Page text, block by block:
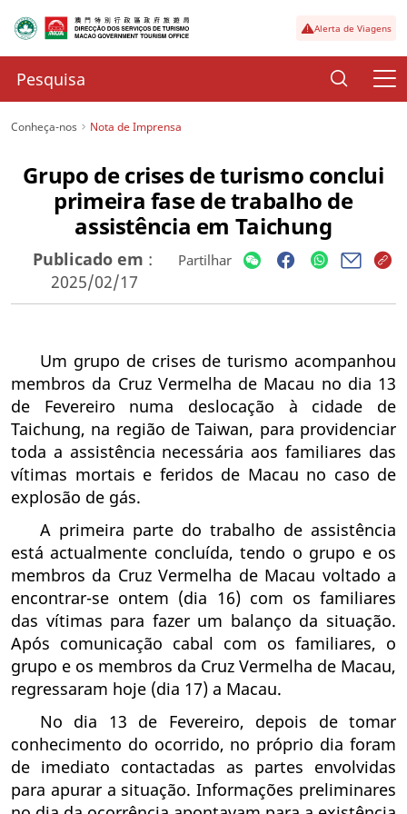
Alerta de Viagens
Conheça-nos Nota de Imprensa
Grupo de crises de turismo conclui
primeira fase de trabalho de
assistência em Taichung
Publicado em :
2025/02/17
Partilhar
Um grupo de crises de turismo acompanhou
membros da Cruz Vermelha de Macau no dia 13
de Fevereiro numa deslocação à cidade de
Taichung, na região de Taiwan, para providenciar
toda a assistência necessária aos familiares das
vítimas mortais e feridos de Macau no caso de
explosão de gás.
A primeira parte do trabalho de assistência
está actualmente concluída, tendo o grupo e os
membros da Cruz Vermelha de Macau voltado a
encontrar-se ontem (dia 16) com os familiares
das vítimas para fazer um balanço da situação.
Após comunicação cabal com os familiares, o
grupo e os membros da Cruz Vermelha de Macau,
regressaram hoje (dia 17) a Macau.
No dia 13 de Fevereiro, depois de tomar
conhecimento do ocorrido, no próprio dia foram
de imediato contactadas as partes envolvidas
para apurar a situação. Informações preliminares